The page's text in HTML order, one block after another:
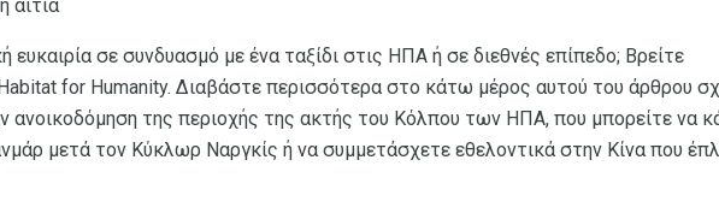
αιτία
ευκαιρία σε συνδυασμό με ένα ταξίδι στις ΗΠΑ ή σε διεθνές επίπεδο; Βρείτε
for Humanity. Διαβάστε περισσότερα στο κάτω μέρος αυτού του άρθρου
ανοικοδόμηση της περιοχής της ακτής του Κόλπου των ΗΠΑ, που μπορείτε να
μετά τον Κύκλωρ Ναργκίς ή να συμμετάσχετε εθελοντικά στην Κίνα που